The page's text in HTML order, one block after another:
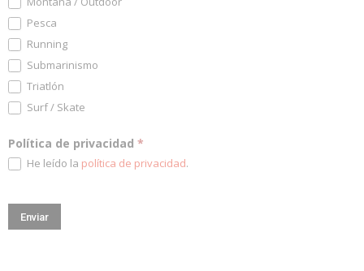
Pesca
Running
Submarinismo
Triatlón
Surf / Skate
Política de privacidad *
He leído la política de privacidad.